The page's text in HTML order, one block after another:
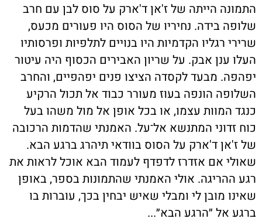
התמונה הייתה של ז'אן ד'ארק על סוס לבן עם חרב
שלופה בידה. נחיריו של הסוס היו פעורים מכעס,
שרירי רגליו הקדמיות היו בנויים לתלפיות ופרסותיו
העלו ענן אבק. על שריון האבירים הכסוף היה עיטור
יפהפה. מבעד לקסדה הציצו פנים יפהפיים, והחרב
השלופה הונפה בעוז מעורר כבוד אל תכול הרקיע
כנגד המוות עצמו, או בכל אופן אל מול משהו בעל
כוח זדוני המתנשא אל־על. האמנתי שהדמות הרכובה
של ז'אן ד'ארק על הסוס בוודאי תיהרג ברגע הבא.
שאולי אם אזדרז לדפדף לעמוד הבא אוכל לראות את
רגע ההריגה. אולי האמנתי שהתמונות בספר, באופן
שאינו מובן לי ומבלי שאיש יבחין בכך, עוברות בו
ברגע אל ״הרגע הבא״...